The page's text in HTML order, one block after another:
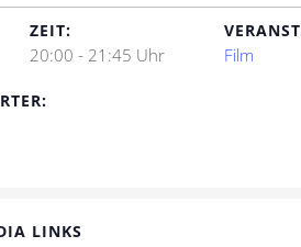
ZEIT:
20:00 - 21:45 Uhr Film
LINKS